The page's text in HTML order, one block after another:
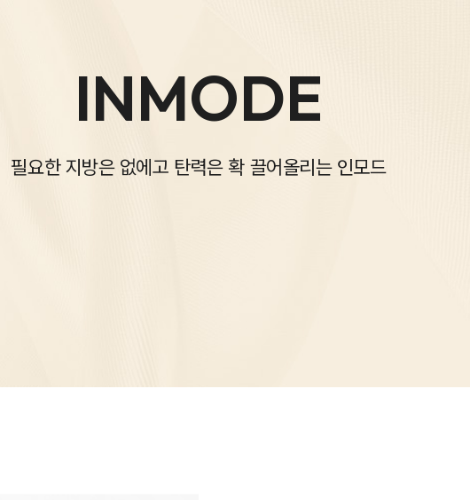
INMODE
필요한 지방은 없에고 탄력은 확 끌어올리는 인모드